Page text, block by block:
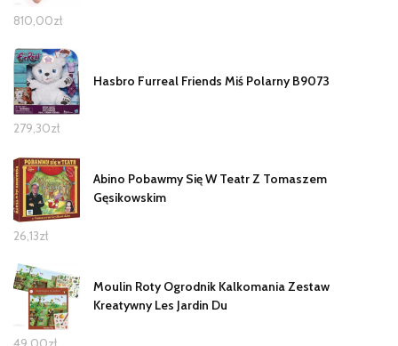
810,00zł
Hasbro Furreal Friends Miś Polarny B9073
279,30zł
Abino Pobawmy Się W Teatr Z Tomaszem
Gęsikowskim
26,13zł
Moulin Roty Ogrodnik Kalkomania Zestaw
Kreatywny Les Jardin Du